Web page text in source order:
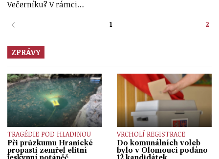
Večerníku? V rámci…
1 2
ZPRÁVY
TRAGÉDIE POD HLADINOU
Při průzkumu Hranické
propasti zemřel elitní
VRCHOLÍ REGISTRACE
Do komunálních voleb
bylo v Olomouci podáno